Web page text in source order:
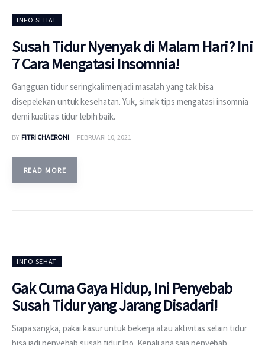
INFO SEHAT
Susah Tidur Nyenyak di Malam Hari? Ini
7 Cara Mengatasi Insomnia!
Gangguan tidur seringkali menjadi masalah yang tak bisa
disepelekan untuk kesehatan. Yuk, simak tips mengatasi insomnia
demi kualitas tidur lebih baik.
BY FITRI CHAERONI FEBRUARI 10, 2021
READ MORE
INFO SEHAT
Gak Cuma Gaya Hidup, Ini Penyebab
Susah Tidur yang Jarang Disadari!
Siapa sangka, pakai kasur untuk bekerja atau aktivitas selain tidur